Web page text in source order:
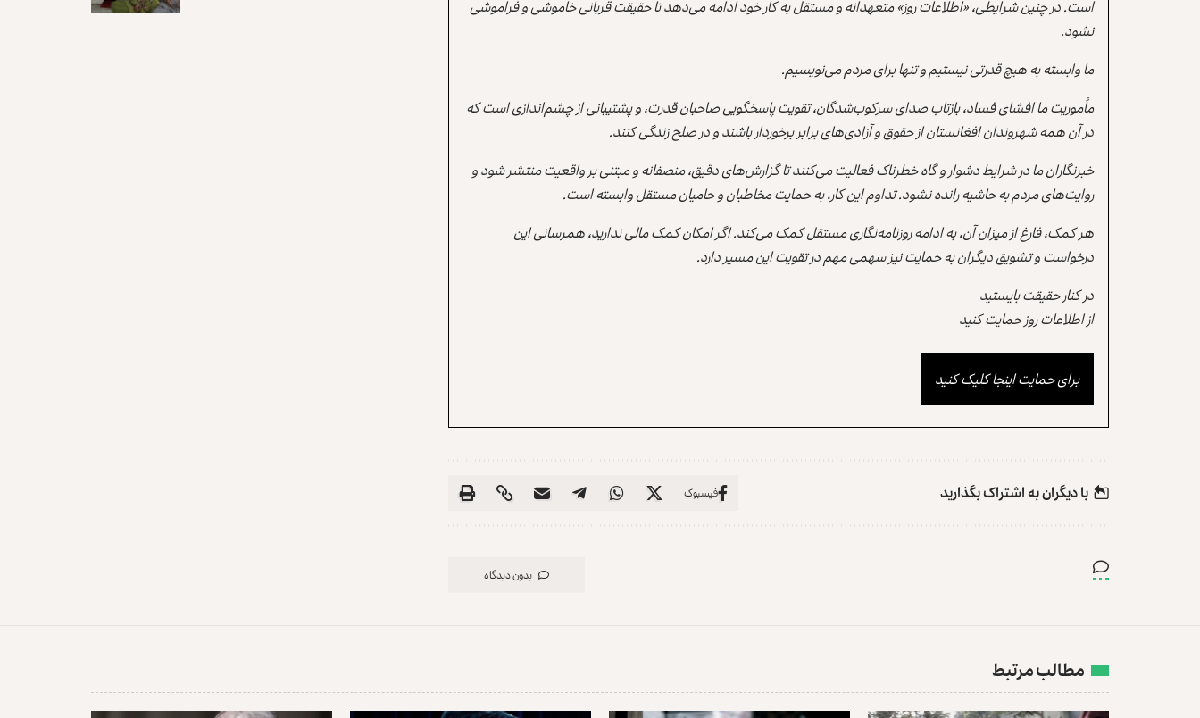
است. در چنین شرایطی، «اطلاعات روز» متعهدانه و مستقل به کار خود ادامه می‌دهد تا حقیقت قربانی خاموشی و فراموشی
نشود.
ما وابسته به هیچ قدرتی نیستیم و تنها برای مردم می‌نویسیم.
مأموریت ما افشای فساد، بازتاب صدای سرکوب‌شدگان، تقویت پاسخگویی صاحبان قدرت، و پشتیبانی از چشم‌اندازی است که
در آن همه شهروندان افغانستان از حقوق و آزادی‌های برابر برخوردار باشند و در صلح زندگی کنند.
خبرنگاران ما در شرایط دشوار و گاه خطرناک فعالیت می‌کنند تا گزارش‌های دقیق، منصفانه و مبتنی بر واقعیت منتشر شود و
روایت‌های مردم به حاشیه رانده نشود. تداوم این کار، به حمایت مخاطبان و حامیان مستقل وابسته است.
هر کمک، فارغ از میزان آن، به ادامه روزنامه‌نگاری مستقل کمک می‌کند. اگر امکان کمک مالی ندارید، همرسانی این
درخواست و تشویق دیگران به حمایت نیز سهمی مهم در تقویت این مسیر دارد.
در کنار حقیقت بایستید
از اطلاعات روز حمایت کنید
برای حمایت اینجا کلیک کنید
با دیگران به‌‌ اشتراک بگذارید فیسبوک
بدون دیدگاه
مطالب مرتبط